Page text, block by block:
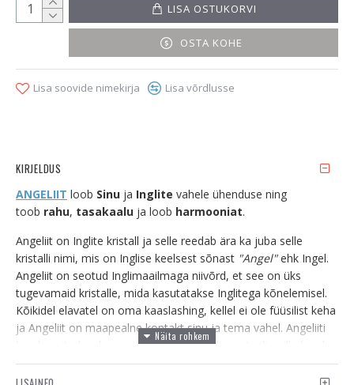
LISA OSTUKORVI
OSTA KOHE
Lisa soovide nimekirja Lisa võrdlusse
KIRJELDUS
ANGELIIT loob Sinu ja Inglite vahele ühenduse ning
toob rahu, tasakaalu ja loob harmooniat.
Angeliit on Inglite kristall ja selle reedab ära ka juba selle
kristalli nimi, mis on Inglise keelsest sõnast "Angel"ehk Ingel.
Angeliit on seotud Inglimaailmaga niivõrd, et see on üks
tugevamaid kristalle, mida kasutatakse Inglitega kõnelemisel.
Kõikidel elavatel on oma kaaslashing, kellel ei ole füüsilist keha
ja Angeliit on maapealne kontakt sinu ja tema vahel. Angeliiti
kandes aitad sa luua enda isiklikule Inglile portaali, mille kaudu
on tal lihtne sind kätte saada ja kõnetada. Piisab juba sellest,
et Angeliidi kristallid sind ümbritsevad, et Inglid saaksid